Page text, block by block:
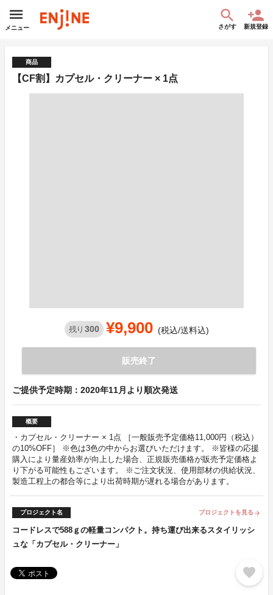
メニュー さがす 新規登録
商品
【CF割】カプセル・クリーナー × 1点
残り 300 ¥9,900 (税込/送料込)
販売終了
ご提供予定時期：2020年11月より順次発送
概要
・カプセル・クリーナー × 1点 ［一般販売予定価格11,000円（税込）
の10%OFF］ ※色は3色の中からお選びいただけます。 ※皆様の応援
購入により量産効率が向上した場合、正規販売価格が販売予定価格よ
り下がる可能性もございます。 ※ご注文状況、使用部材の供給状況、
製造工程上の都合等により出荷時期が遅れる場合があります。
プロジェクト名 プロジェクトを見る arrow_forward
コードレスで588ｇの軽量コンパクト。持ち運び出来るスタイリッシ
ュな「カプセル・クリーナー」
favorite